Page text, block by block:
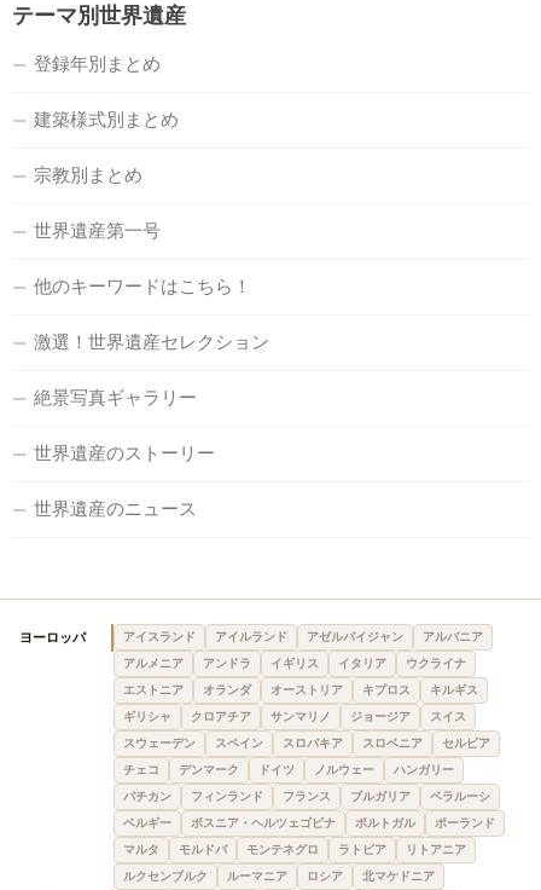
テーマ別世界遺産
登録年別まとめ
建築様式別まとめ
宗教別まとめ
世界遺産第一号
他のキーワードはこちら！
激選！世界遺産セレクション
絶景写真ギャラリー
世界遺産のストーリー
世界遺産のニュース
ヨーロッパ アイスランド アイルランド アゼルバイジャン
アルバニア
アルメニア
アンドラ イギリス イタリア
ウクライナ
エストニア
オランダ オーストリア キプロス
キルギス
ギリシャ
クロアチア サンマリノ ジョージア
スイス
スウェーデン
スペイン スロバキア スロベニア
セルビア
チェコ
デンマーク ドイツ ノルウェー
ハンガリー
バチカン
フィンランド フランス ブルガリア
ベラルーシ
ベルギー
ボスニア・ヘルツェゴビナ ポルトガル
ポーランド
マルタ
モルドバ モンテネグロ ラトビア
リトアニア
ルクセンブルク
ルーマニア ロシア 北マケドニア